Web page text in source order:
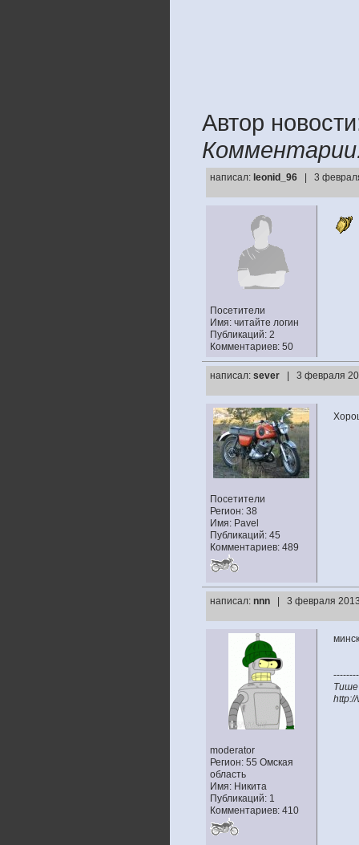
Автор
написал: leonid_96 | 3
Посетители
Имя: читайте логин
Публикаций: 2
Комментариев: 50
написал: sever | 3 февраля
Посетители
Регион: 38
Имя: Pavel
Публикаций: 45
Комментариев: 489
написал: nnn | 3 февраля
moderator
Регион: 55 Омская
область
Имя: Никита
Публикаций: 1
Комментариев: 410